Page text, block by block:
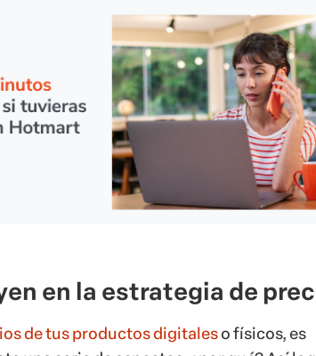
en la estrategia de
de tus productos digitaleso físicos, es